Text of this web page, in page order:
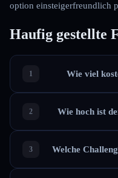
option einsteigerfreundlich
Haufig gestellte
Wie viel
Wie hoch ist
Welche